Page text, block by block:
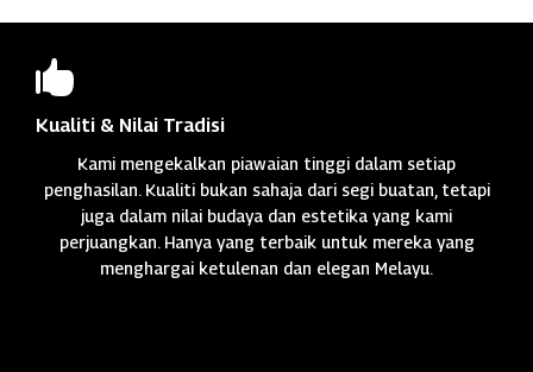

Kualiti & Nilai Tradisi
Kami mengekalkan piawaian tinggi dalam setiap
penghasilan. Kualiti bukan sahaja dari segi buatan, tetapi
juga dalam nilai budaya dan estetika yang kami
perjuangkan. Hanya yang terbaik untuk mereka yang
menghargai ketulenan dan elegan Melayu.